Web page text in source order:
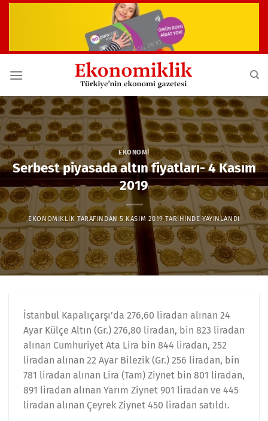
EKONOMI
Serbest piyasada altın fiyatları- 4 Kasım
2019
EKONOMIKLIKTARAFINDAN 5 KASIM 2019TARIHINDE YAYINLANDI
İstanbul Kapalıçarşı’da 276,60 liradan alınan 24
Ayar Külçe Altın (Gr.) 276,80 liradan, bin 823 liradan
alınan Cumhuriyet Ata Lira bin 844 liradan, 252
liradan alınan 22 Ayar Bilezik (Gr.) 256 liradan, bin
781 liradan alınan Lira (Tam) Ziynet bin 801 liradan,
891 liradan alınan Yarım Ziynet 901 liradan ve 445
liradan alınan Çeyrek Ziynet 450 liradan satıldı.